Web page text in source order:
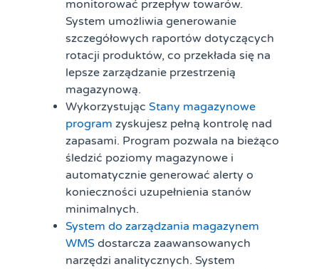
monitorować przepływ towarów.
System umożliwia generowanie
szczegółowych raportów dotyczących
rotacji produktów, co przekłada się na
lepsze zarządzanie przestrzenią
magazynową.
Wykorzystując Stany magazynowe
program zyskujesz pełną kontrolę nad
zapasami. Program pozwala na bieżąco
śledzić poziomy magazynowe i
automatycznie generować alerty o
konieczności uzupełnienia stanów
minimalnych.
System do zarządzania magazynem
WMS dostarcza zaawansowanych
narzędzi analitycznych. System